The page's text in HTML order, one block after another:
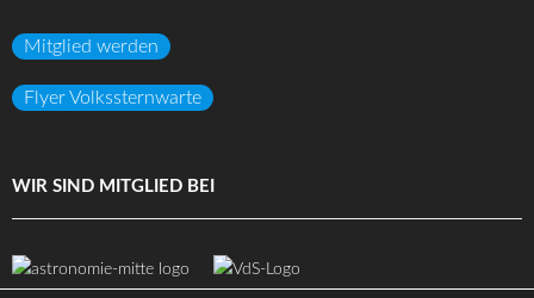
Mitglied werden
Flyer Volkssternwarte
WIR SIND MITGLIED BEI